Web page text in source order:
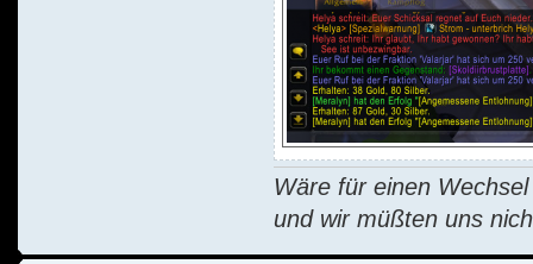
Wäre für einen
und wir müßten uns